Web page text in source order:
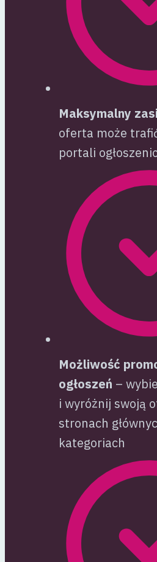
Maksymalny
oferta może
portali
Możliwość
ogłoszeń –
i wyróżnij swoją
stronach
kategoriach